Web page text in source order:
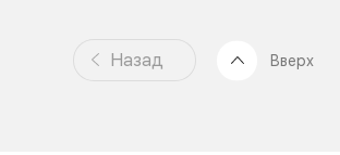
Назад Вверх